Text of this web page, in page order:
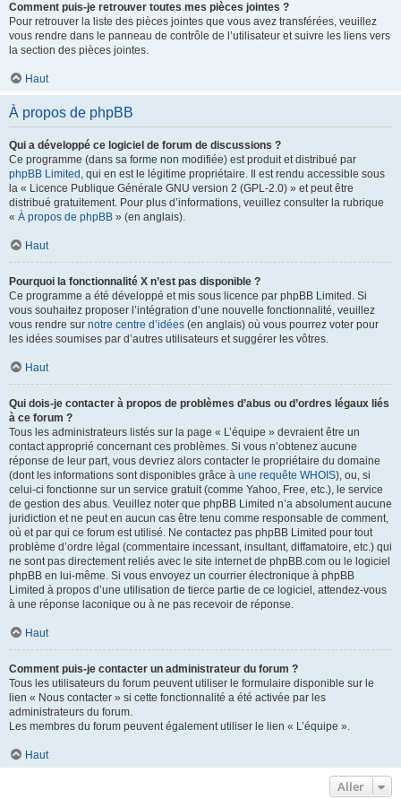
Comment puis-je retrouver toutes mes pièces jointes ?
Pour retrouver la liste des pièces jointes que vous avez transférées, veuillez
vous rendre dans le panneau de contrôle de l’utilisateur et suivre les liens vers
la section des pièces jointes.
Haut
À propos de phpBB
Qui a développé ce logiciel de forum de discussions ?
Ce programme (dans sa forme non modifiée) est produit et distribué par
phpBB Limited , qui en est le légitime propriétaire. Il est rendu accessible sous
la « Licence Publique Générale GNU version 2 (GPL-2.0) » et peut être
distribué gratuitement. Pour plus d’informations, veuillez consulter la rubrique
« À propos de phpBB » (en anglais).
Haut
Pourquoi la fonctionnalité X n’est pas disponible ?
Ce programme a été développé et mis sous licence par phpBB Limited. Si
vous souhaitez proposer l’intégration d’une nouvelle fonctionnalité, veuillez
vous rendre sur notre centre d’idées (en anglais) où vous pourrez voter pour
les idées soumises par d’autres utilisateurs et suggérer les vôtres.
Haut
Qui dois-je contacter à propos de problèmes d’abus ou d’ordres légaux liés
à ce forum ?
Tous les administrateurs listés sur la page « L’équipe » devraient être un
contact approprié concernant ces problèmes. Si vous n’obtenez aucune
réponse de leur part, vous devriez alors contacter le propriétaire du domaine
(dont les informations sont disponibles grâce à une requête WHOIS), ou, si
celui-ci fonctionne sur un service gratuit (comme Yahoo, Free, etc.), le service
de gestion des abus. Veuillez noter que phpBB Limited n’a absolument aucune
juridiction et ne peut en aucun cas être tenu comme responsable de comment,
où et par qui ce forum est utilisé. Ne contactez pas phpBB Limited pour tout
problème d’ordre légal (commentaire incessant, insultant, diffamatoire, etc.) qui
ne sont pas directement reliés avec le site internet de phpBB.com ou le logiciel
phpBB en lui-même. Si vous envoyez un courrier électronique à phpBB
Limited à propos d’une utilisation de tierce partie de ce logiciel, attendez-vous
à une réponse laconique ou à ne pas recevoir de réponse.
Haut
Comment puis-je contacter un administrateur du forum ?
Tous les utilisateurs du forum peuvent utiliser le formulaire disponible sur le
lien « Nous contacter » si cette fonctionnalité a été activée par les
administrateurs du forum.
Les membres du forum peuvent également utiliser le lien « L’équipe ».
Haut
Aller